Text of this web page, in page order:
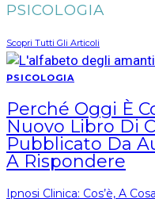
PSICOLOGIA
Scopri Tutti Gli Articoli
PSICOLOGIA
Perché Oggi È
Nuovo Libro Di
Pubblicato Da
A Rispondere
Ipnosi Clinica: Cos’è, A